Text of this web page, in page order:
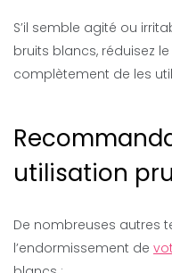
S’il semble agité ou
bruits blancs, réduisez
complètement de les
utilisation
De nombreuses autres
l’endormissement de